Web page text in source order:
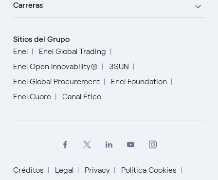
Carreras
Sitios del Grupo
Enel
Enel Global Trading
Enel Open Innovability®
3SUN
Enel Global Procurement
Enel Foundation
Enel Cuore
Canal Ético
Créditos Legal Privacy Política Cookies